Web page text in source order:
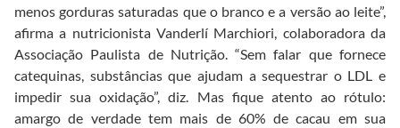
menos gorduras saturadas que o branco e a versão ao leite”,
afirma a nutricionista Vanderlí Marchiori, colaboradora da
Associação Paulista de Nutrição. “Sem falar que fornece
catequinas, substâncias que ajudam a sequestrar o LDL e
impedir sua oxidação”, diz. Mas fique atento ao rótulo:
amargo de verdade tem mais de 60% de cacau em sua